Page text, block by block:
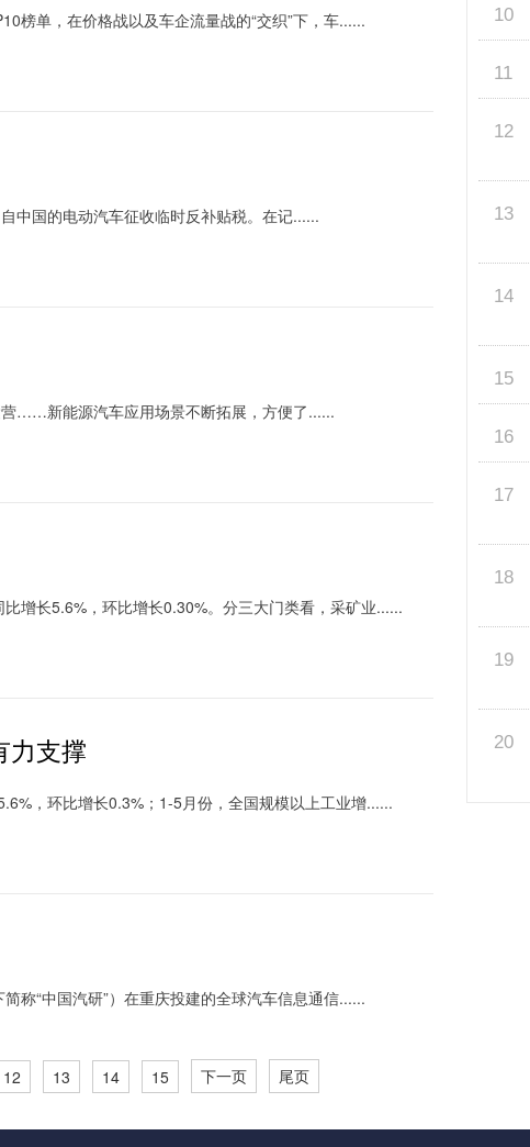
单，在价格战以及车企流量战的“交织”下，车......
国的电动汽车征收临时反补贴税。在记......
……新能源汽车应用场景不断拓展，方便了......
长5.6%，环比增长0.30%。分三大门类看，采矿业......
力支撑
，环比增长0.3%；1-5月份，全国规模以上工业增......
“中国汽研”）在重庆投建的全球汽车信息通信......
12 13 14 15 下一页 尾页